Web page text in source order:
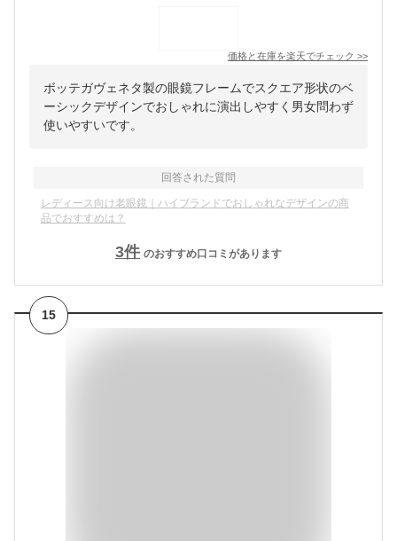
価格と在庫を楽天でチェック >>
ボッテガヴェネタ製の眼鏡フレームでスクエア形状のベ
ーシックデザインでおしゃれに演出しやすく男女問わず
使いやすいです。
回答された質問
レディース向け老眼鏡｜ハイブランドでおしゃれなデザインの商
品でおすすめは？
3件 のおすすめ口コミがあります
15